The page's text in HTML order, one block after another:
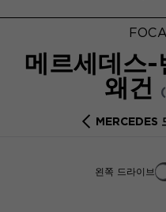
메르세데스
왜건
MERCEDES
왼쪽 드라이브